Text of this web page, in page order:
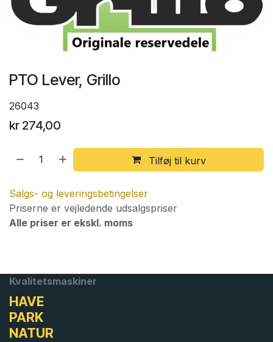
PTO Lever, Grillo
26043
kr 274,00
Tilføj til kurv
Salgs- og leveringsbetingelser
Priserne er vejledende udsalgspriser
Alle priser er ekskl. moms
Kvalitetsmaskiner
HAVE
PARK
NATUR